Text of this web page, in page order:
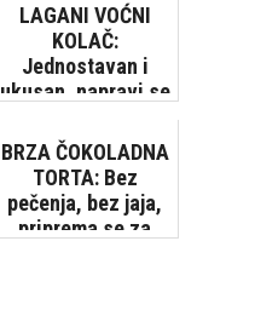
LAGANI VOĆNI
KOLAČ:
Jednostavan i
ukusan, napravi se
pečenja
BRZA ČOKOLADNA
TORTA: Bez
pečenja, bez jaja,
priprema se za